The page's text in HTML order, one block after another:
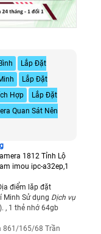
Lắp Đặt
Lắp Đặt
Hợp
Lắp Đặt
Quan Sát Nên
1812 Tỉnh Lộ
imou ipc-a32ep,1
điểm lăp đặt
Minh Sử dụng Dịch vụ
, 1 thẻ nhớ 64gb
861/165/68 Trần